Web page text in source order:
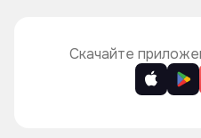
Скачайте